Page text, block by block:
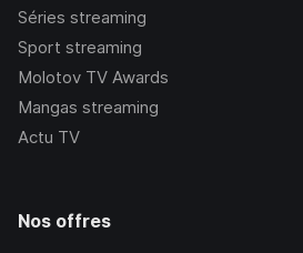
Séries streaming
Sport streaming
Molotov TV Awards
Mangas streaming
Actu TV
Nos offres